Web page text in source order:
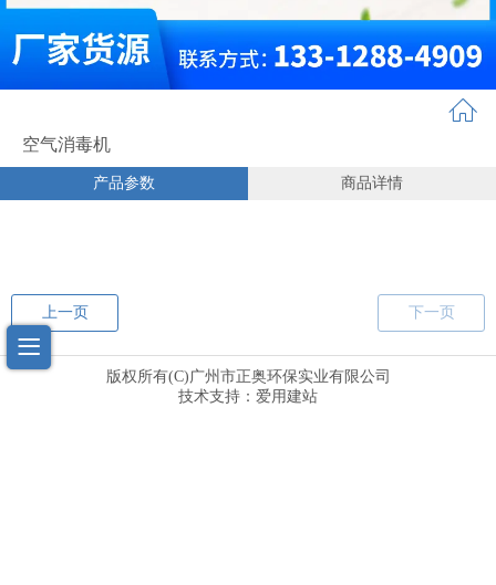
空气消毒机
产品参数 商品详情
上一页 下一页
版权所有(C)广州市正奥环保实业有限公司
技术支持： 爱用建站